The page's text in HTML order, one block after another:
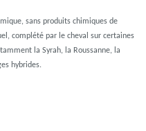
sans produits chimiques de
complété par le cheval sur certaines
la Syrah, la Roussanne, la
hybrides.